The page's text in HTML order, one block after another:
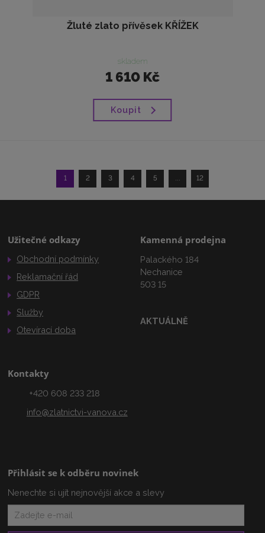
Žluté zlato přívěsek KŘÍŽEK
skladem
1 610 Kč
Koupit
1 2 3 4 5 ... 12
Užitečné odkazy
Obchodní podmínky
Reklamační řád
GDPR
Služby
Otevírací doba
Kamenná prodejna
Palackého 184
Nechanice
503 15
AKTUÁLNĚ
Kontakty
+420 608 233 218
info@zlatnictvi-vanova.cz
Přihlásit se k odběru novinek
Nenechte si ujít nejnovější akce a slevy